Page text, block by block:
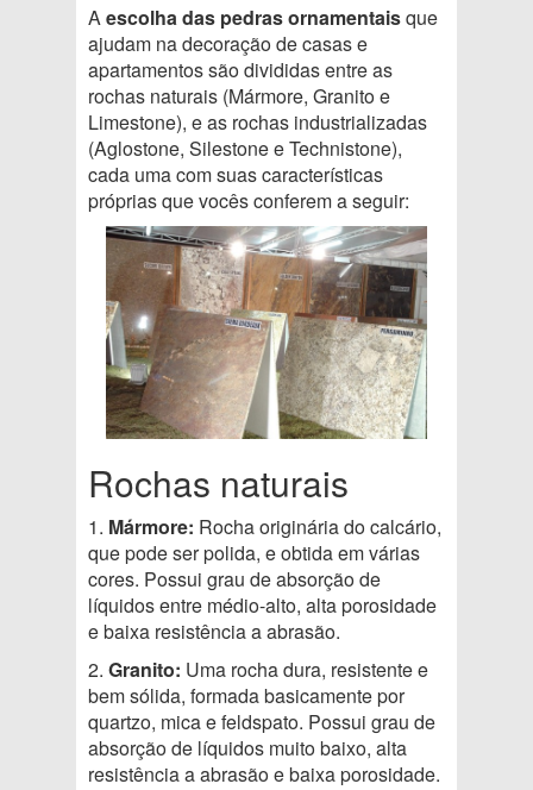
Aescolha das pedras ornamentaisque
ajudam na decoração de casas e
apartamentos são divididas entre as
rochas naturais (Mármore, Granito e
Limestone), e as rochas industrializadas
(Aglostone, Silestone e Technistone),
cada uma com suas características
próprias que vocês conferem a seguir:
Rochas naturais
1. Mármore: Rocha originária do calcário,
que pode ser polida, e obtida em várias
cores. Possui grau de absorção de
líquidos entre médio-alto, alta porosidade
e baixa resistência a abrasão.
2. Granito: Uma rocha dura, resistente e
bem sólida, formada basicamente por
quartzo, mica e feldspato. Possui grau de
absorção de líquidos muito baixo, alta
resistência a abrasão e baixa porosidade.